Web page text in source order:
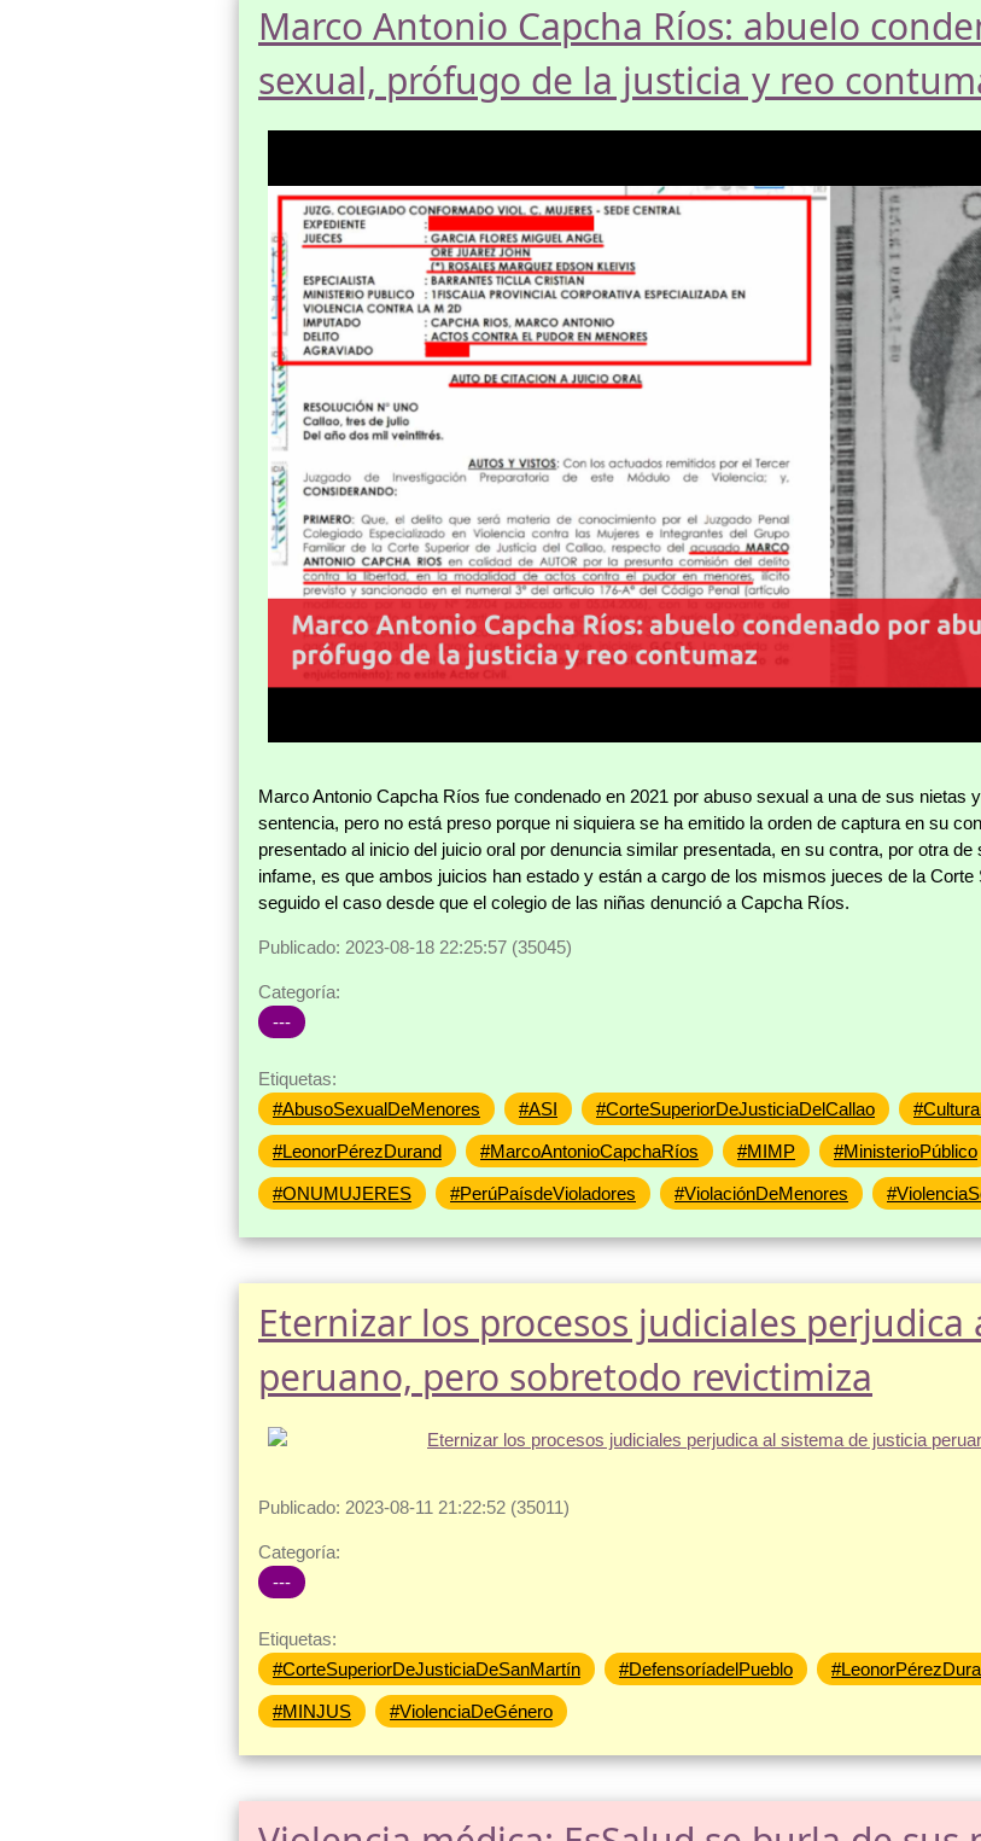
Marco Antonio Capcha Ríos: abuelo
sexual, prófugo de la justicia y reo
Marco Antonio Capcha Ríos fue condenado en 2021 por abuso sexual a una de sus nietas
sentencia, pero no está preso porque ni siquiera se ha emitido la orden de captura en su
presentado al inicio del juicio oral por denuncia similar presentada, en su contra, por otra
infame, es que ambos juicios han estado y están a cargo de los mismos jueces de la
seguido el caso desde que el colegio de las niñas denunció a Capcha Ríos.
Publicado: 2023-08-18 22:25:57 (35045)
Categoría:
---
Etiquetas:
#AbusoSexualDeMenores
#ASI #CorteSuperiorDeJusticiaDelCallao
#LeonorPérezDurand #MarcoAntonioCapchaRíos #MIMP #MinisterioPúblico
#ONUMUJERES #PerúPaísdeVioladores #ViolaciónDeMenores
Eternizar los procesos judiciales
peruano, pero sobretodo revictimiza
Publicado: 2023-08-11 21:22:52 (35011)
Categoría:
---
Etiquetas:
#CorteSuperiorDeJusticiaDeSanMartín
#DefensoríadelPueblo
#MINJUS #ViolenciaDeGénero